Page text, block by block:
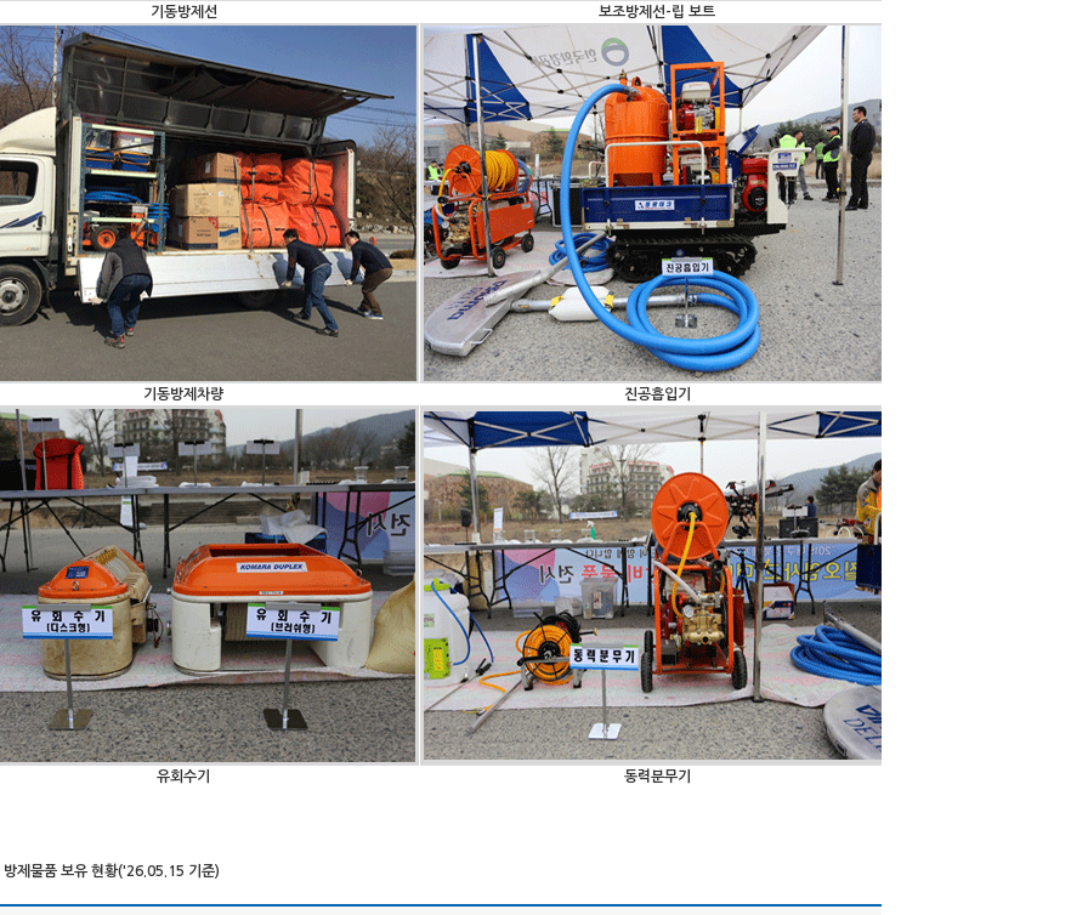
기동방제선 보조방제선-립 보트
기동방제차량 진공흡입기
유회수기 동력분무기
방제물품 보유 현황('26.05.15 기준)